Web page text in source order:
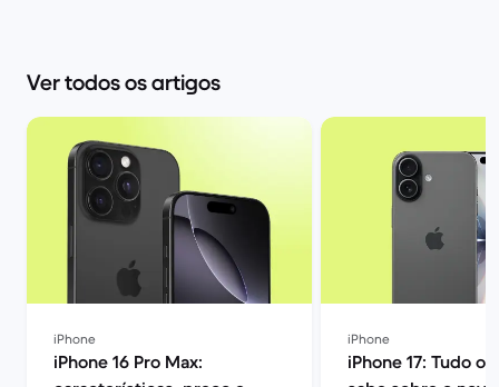
Ver todos os artigos
iPhone
iPhone 16 Pro Max:
iPhone
iPhone 17: Tudo o